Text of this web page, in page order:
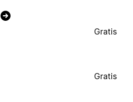
Gratis
Gratis